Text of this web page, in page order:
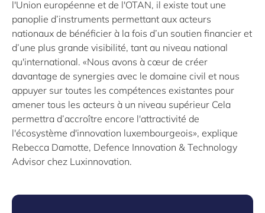
l'Union européenne et de l'OTAN, il existe tout une
panoplie d’instruments permettant aux acteurs
nationaux de bénéficier à la fois d’un soutien financier et
d’une plus grande visibilité, tant au niveau national
qu'international. «Nous avons à cœur de créer
davantage de synergies avec le domaine civil et nous
appuyer sur toutes les compétences existantes pour
amener tous les acteurs à un niveau supérieur Cela
permettra d’accroître encore l'attractivité de
l'écosystème d'innovation luxembourgeois», explique
Rebecca Damotte, Defence Innovation & Technology
Advisor chez Luxinnovation.